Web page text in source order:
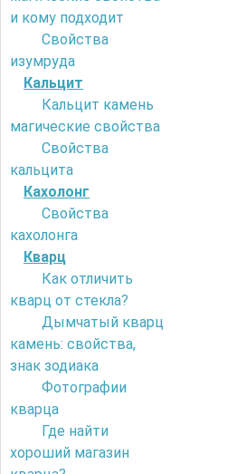
и кому подходит
Свойства
изумруда
Кальцит
Кальцит камень
магические свойства
Свойства
кальцита
Кахолонг
Свойства
кахолонга
Кварц
Как отличить
кварц от стекла?
Дымчатый кварц
камень: свойства,
знак зодиака
Фотографии
кварца
Где найти
хороший магазин